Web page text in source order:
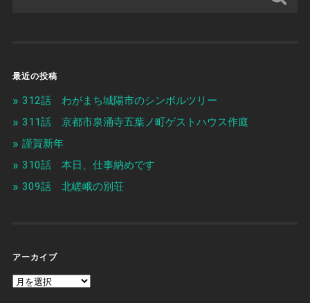
最近の投稿
312話 わがまち城陽市のシンボルツリー
311話 京都市泉涌寺五葉ノ町ゲストハウス作庭
謹賀新年
310話 本日、仕事納めです
309話 北嵯峨の別荘
アーカイブ